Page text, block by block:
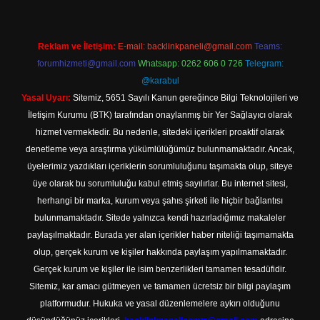
Reklam ve İletişim: E-mail: backlinkpaneli@gmail.com Teams:
forumhizmeti@gmail.com Whatsapp: 0262 606 0 726 Telegram:
@karabul
Yasal Uyarı: Sitemiz, 5651 Sayılı Kanun gereğince Bilgi Teknolojileri ve
İletişim Kurumu (BTK) tarafından onaylanmış bir Yer Sağlayıcı olarak
hizmet vermektedir. Bu nedenle, sitedeki içerikleri proaktif olarak
denetleme veya araştırma yükümlülüğümüz bulunmamaktadır. Ancak,
üyelerimiz yazdıkları içeriklerin sorumluluğunu taşımakta olup, siteye
üye olarak bu sorumluluğu kabul etmiş sayılırlar. Bu internet sitesi,
herhangi bir marka, kurum veya şahıs şirketi ile hiçbir bağlantısı
bulunmamaktadır. Sitede yalnızca kendi hazırladığımız makaleler
paylaşılmaktadır. Burada yer alan içerikler haber niteliği taşımamakta
olup, gerçek kurum ve kişiler hakkında paylaşım yapılmamaktadır.
Gerçek kurum ve kişiler ile isim benzerlikleri tamamen tesadüfidir.
Sitemiz, kar amacı gütmeyen ve tamamen ücretsiz bir bilgi paylaşım
platformudur. Hukuka ve yasal düzenlemelere aykırı olduğunu